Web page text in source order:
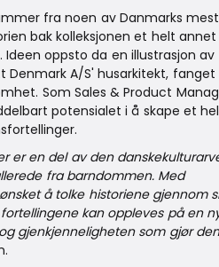
fra noen av Danmarks
bak kolleksjonen et helt
oppsto da en illustrasjon
A/S' husarkitekt, fanget
Som Sales & Product
potensialet i å skape et
er en del av den
fra barndommen. Med
å tolke historiene gjennom
kan oppleves på en
gjenkjenneligheten som gjør